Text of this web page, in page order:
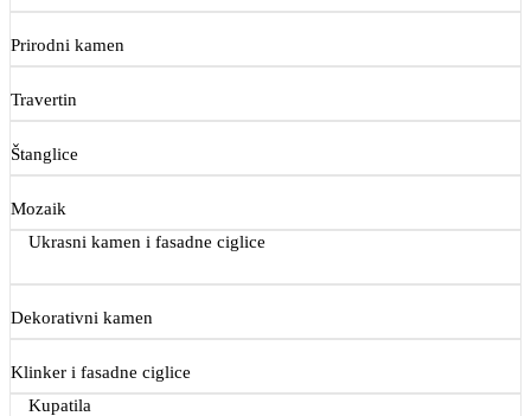
Prirodni kamen
Travertin
Štanglice
Mozaik
Ukrasni kamen i fasadne ciglice
Dekorativni kamen
Klinker i fasadne ciglice
Kupatila